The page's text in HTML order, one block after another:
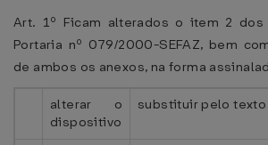
Art. 1º Ficam alterados o item 2
Portaria nº 079/2000-SEFAZ, bem
de ambos os anexos, na forma
alterar o
dispositivo
substituir pelo texto